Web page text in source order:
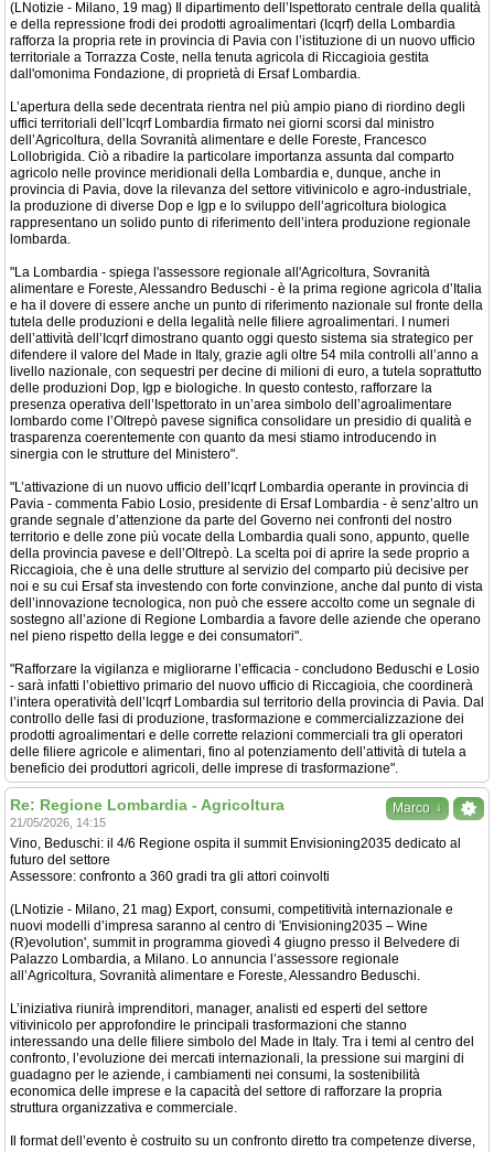
(LNotizie - Milano, 19 mag) Il dipartimento dell’Ispettorato centrale della qualità
e della repressione frodi dei prodotti agroalimentari (Icqrf) della Lombardia
rafforza la propria rete in provincia di Pavia con l’istituzione di un nuovo ufficio
territoriale a Torrazza Coste, nella tenuta agricola di Riccagioia gestita
dall'omonima Fondazione, di proprietà di Ersaf Lombardia.
L’apertura della sede decentrata rientra nel più ampio piano di riordino degli
uffici territoriali dell’Icqrf Lombardia firmato nei giorni scorsi dal ministro
dell’Agricoltura, della Sovranità alimentare e delle Foreste, Francesco
Lollobrigida. Ciò a ribadire la particolare importanza assunta dal comparto
agricolo nelle province meridionali della Lombardia e, dunque, anche in
provincia di Pavia, dove la rilevanza del settore vitivinicolo e agro-industriale,
la produzione di diverse Dop e Igp e lo sviluppo dell’agricoltura biologica
rappresentano un solido punto di riferimento dell’intera produzione regionale
lombarda.
"La Lombardia - spiega l'assessore regionale all'Agricoltura, Sovranità
alimentare e Foreste, Alessandro Beduschi - è la prima regione agricola d’Italia
e ha il dovere di essere anche un punto di riferimento nazionale sul fronte della
tutela delle produzioni e della legalità nelle filiere agroalimentari. I numeri
dell’attività dell’Icqrf dimostrano quanto oggi questo sistema sia strategico per
difendere il valore del Made in Italy, grazie agli oltre 54 mila controlli all’anno a
livello nazionale, con sequestri per decine di milioni di euro, a tutela soprattutto
delle produzioni Dop, Igp e biologiche. In questo contesto, rafforzare la
presenza operativa dell’Ispettorato in un’area simbolo dell’agroalimentare
lombardo come l’Oltrepò pavese significa consolidare un presidio di qualità e
trasparenza coerentemente con quanto da mesi stiamo introducendo in
sinergia con le strutture del Ministero".
"L’attivazione di un nuovo ufficio dell’Icqrf Lombardia operante in provincia di
Pavia - commenta Fabio Losio, presidente di Ersaf Lombardia - è senz’altro un
grande segnale d’attenzione da parte del Governo nei confronti del nostro
territorio e delle zone più vocate della Lombardia quali sono, appunto, quelle
della provincia pavese e dell’Oltrepò. La scelta poi di aprire la sede proprio a
Riccagioia, che è una delle strutture al servizio del comparto più decisive per
noi e su cui Ersaf sta investendo con forte convinzione, anche dal punto di vista
dell’innovazione tecnologica, non può che essere accolto come un segnale di
sostegno all’azione di Regione Lombardia a favore delle aziende che operano
nel pieno rispetto della legge e dei consumatori".
"Rafforzare la vigilanza e migliorarne l’efficacia - concludono Beduschi e Losio
- sarà infatti l’obiettivo primario del nuovo ufficio di Riccagioia, che coordinerà
l’intera operatività dell’Icqrf Lombardia sul territorio della provincia di Pavia. Dal
controllo delle fasi di produzione, trasformazione e commercializzazione dei
prodotti agroalimentari e delle corrette relazioni commerciali tra gli operatori
delle filiere agricole e alimentari, fino al potenziamento dell’attività di tutela a
beneficio dei produttori agricoli, delle imprese di trasformazione".
Marco ↓
Re: Regione Lombardia - Agricoltura
21/05/2026, 14:15
Vino, Beduschi: il 4/6 Regione ospita il summit Envisioning2035 dedicato al
futuro del settore
Assessore: confronto a 360 gradi tra gli attori coinvolti
(LNotizie - Milano, 21 mag) Export, consumi, competitività internazionale e
nuovi modelli d’impresa saranno al centro di 'Envisioning2035 – Wine
(R)evolution', summit in programma giovedì 4 giugno presso il Belvedere di
Palazzo Lombardia, a Milano. Lo annuncia l’assessore regionale
all’Agricoltura, Sovranità alimentare e Foreste, Alessandro Beduschi.
L’iniziativa riunirà imprenditori, manager, analisti ed esperti del settore
vitivinicolo per approfondire le principali trasformazioni che stanno
interessando una delle filiere simbolo del Made in Italy. Tra i temi al centro del
confronto, l’evoluzione dei mercati internazionali, la pressione sui margini di
guadagno per le aziende, i cambiamenti nei consumi, la sostenibilità
economica delle imprese e la capacità del settore di rafforzare la propria
struttura organizzativa e commerciale.
Il format dell’evento è costruito su un confronto diretto tra competenze diverse,